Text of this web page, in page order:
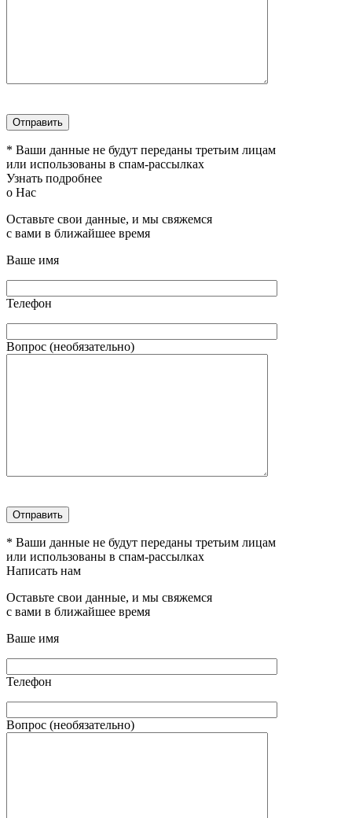
* Ваши данные не будут переданы третьим лицам
или использованы в спам-рассылках
Узнать подробнее
о Нас
Оставьте свои данные, и мы свяжемся
с вами в ближайшее время
Ваше имя
Телефон
Вопрос (необязательно)
* Ваши данные не будут переданы третьим лицам
или использованы в спам-рассылках
Написать нам
Оставьте свои данные, и мы свяжемся
с вами в ближайшее время
Ваше имя
Телефон
Вопрос (необязательно)